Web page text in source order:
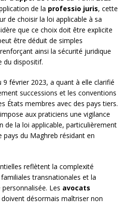
de la professio juris, cette
de choisir la loi applicable à sa
que ce choix doit être explicite
être déduit de simples
ainsi la sécurité juridique
du dispositif.
9 février 2023, a quant à elle clarifié
successions et les conventions
États membres avec des pays tiers.
aux praticiens une vigilance
de la loi applicable, particulièrement
du Maghreb résidant en
reflètent la complexité
transnationales et la
personnalisée. Les avocats
doivent désormais maîtriser non